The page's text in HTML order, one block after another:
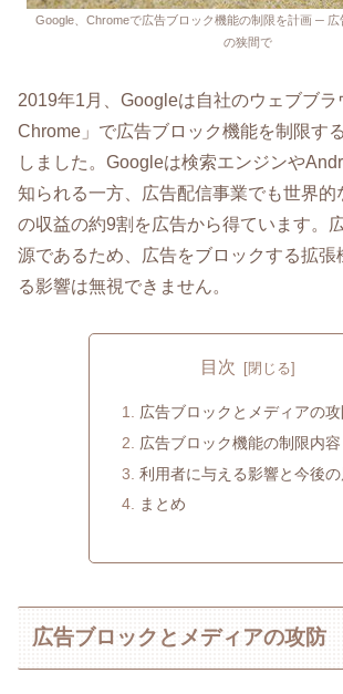
Google、Chromeで広告ブロック機能の制限を計画 ─
の狭間で
2019年1月、Googleは自社のウェブブ
Chrome」で広告ブロック機能を制限す
しました。Googleは検索エンジンや
知られる一方、広告配信事業でも世界的
の収益の約9割を広告から得ています。
源であるため、広告をブロックする拡張
る影響は無視できません。
目次
広告ブロックとメディアの
広告ブロック機能の制限内容
利用者に与える影響と今後の
まとめ
広告ブロックとメディアの攻防